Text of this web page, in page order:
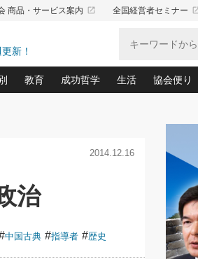
商品・サービス案内 launch 全国経営者セミナー
新！
2026.08.5 2026.08.5
第86回 「言
ってお
』(12)
帳(159)
緊急対策(100)
コが違う！(36)
Ｐ／Ｌ不況時代の新戦略(12)
を下げるハラスメントの予防策(10)
石(68)
社会から支持される「ウェルビーイング経
保一彦の“流行る”お店の仕組みづくり(210)
幸夫─社長のための現場改善(174)
教育
あなただからお願いしたいと思われ
クレーム対応 実践マニュアル(92)
クレーム対応の新知識と新常識(57)
デキル社員に育てる！ 社員教育の決
東川鷹年の「中小企業の人育て」(38)
成功哲学
中国哲学に学ぶ 不況は会社
令和時代の「社長の人間力
先人の名句名言の教え 東洋
渡部昇一の「日本の指導者た
経営に活かす“十八史略”(30)
生活
おのころ心平の
(50)
デジタルＡＶ
リーダー脳の鍛
ワインを楽しむ
必読！社長が読
協会便り
「愛読
ビジネ
作間信
経営セ
繁栄へ
講話を
2014.12.16
治
中国古典 #指導者 #歴史